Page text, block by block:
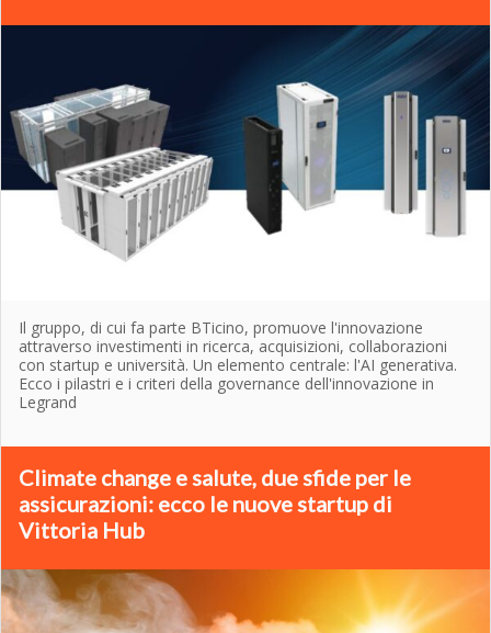
Il gruppo, di cui fa parte BTicino, promuove l'innovazione
attraverso investimenti in ricerca, acquisizioni, collaborazioni
con startup e università. Un elemento centrale: l'AI generativa.
Ecco i pilastri e i criteri della governance dell'innovazione in
Legrand
Climate change e salute, due sfide per le
assicurazioni: ecco le nuove startup di
Vittoria Hub